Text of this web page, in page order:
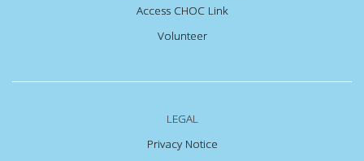
Access CHOC Link
Volunteer
LEGAL
Privacy Notice